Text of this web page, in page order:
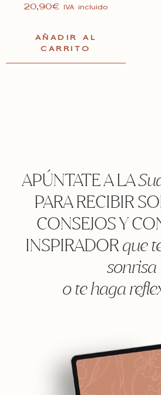
Valorado en
20,90€ IVA incluido
AÑADIR AL
CARRITO
APÚNTATE A LA
PARA RECIBIR
CONSEJOS Y
INSPIRADORque
sonrisa
o te haga